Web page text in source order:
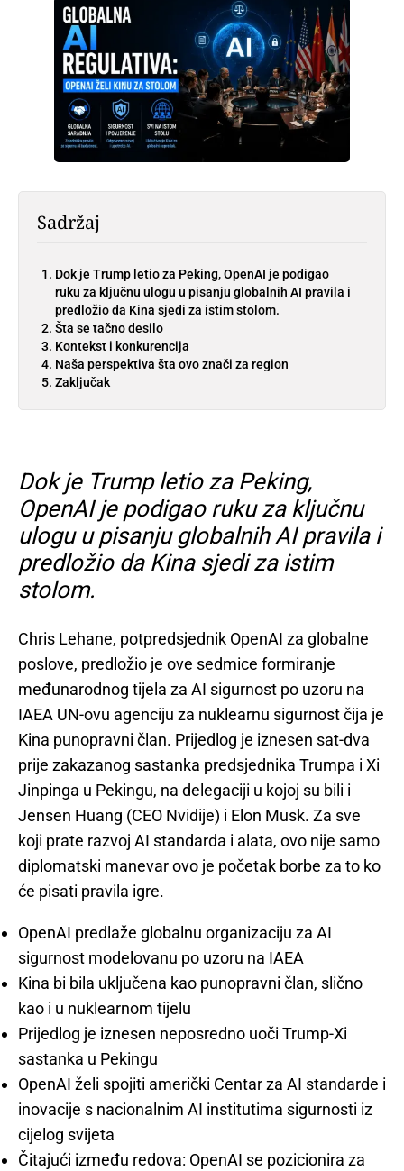
Sadržaj
Dok je Trump letio za Peking, OpenAI je podigao
ruku za ključnu ulogu u pisanju globalnih AI pravila i
predložio da Kina sjedi za istim stolom.
Šta se tačno desilo
Kontekst i konkurencija
Naša perspektiva šta ovo znači za region
Zaključak
Dok je Trump letio za Peking,
OpenAI je podigao ruku za ključnu
ulogu u pisanju globalnih AI pravila i
predložio da Kina sjedi za istim
stolom.
Chris Lehane, potpredsjednik OpenAI za globalne
poslove, predložio je ove sedmice formiranje
međunarodnog tijela za AI sigurnost po uzoru na
IAEA UN-ovu agenciju za nuklearnu sigurnost čija je
Kina punopravni član. Prijedlog je iznesen sat-dva
prije zakazanog sastanka predsjednika Trumpa i Xi
Jinpinga u Pekingu, na delegaciji u kojoj su bili i
Jensen Huang (CEO Nvidije) i Elon Musk. Za sve
koji prate razvoj AI standarda i alata, ovo nije samo
diplomatski manevar ovo je početak borbe za to ko
će pisati pravila igre.
OpenAI predlaže globalnu organizaciju za AI
sigurnost modelovanu po uzoru na IAEA
Kina bi bila uključena kao punopravni član, slično
kao i u nuklearnom tijelu
Prijedlog je iznesen neposredno uoči Trump-Xi
sastanka u Pekingu
OpenAI želi spojiti američki Centar za AI standarde i
inovacije s nacionalnim AI institutima sigurnosti iz
cijelog svijeta
Čitajući između redova: OpenAI se pozicionira za